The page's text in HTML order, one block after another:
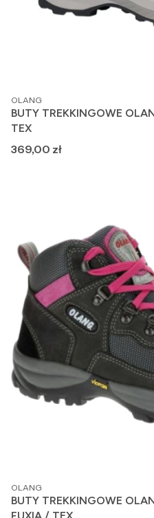
PRODUCENT
OLANG
BUTY TREKKINGOWE
TEX
Cena
369,00 zł
PRODUCENT
OLANG
BUTY TREKKINGOWE